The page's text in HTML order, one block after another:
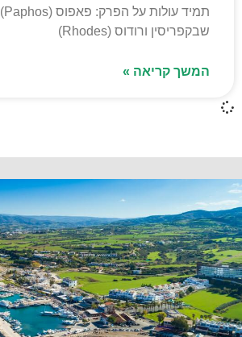
תמיד עולות על הפרק: פאפוס (Paphos)
שבקפריסין ורודוס (Rhodes)
המשך קריאה »